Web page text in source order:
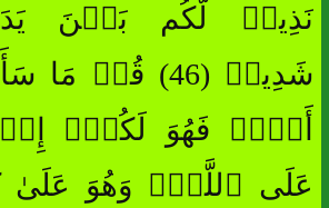
نَذِيرٞ لَّكُم بَيۡنَ
شَدِيدٖ (46) قُلۡ
أَجۡرٖ فَهُوَ لَكُمۡۖ إِنۡ
عَلَى ٱللَّهِۖ وَهُوَ